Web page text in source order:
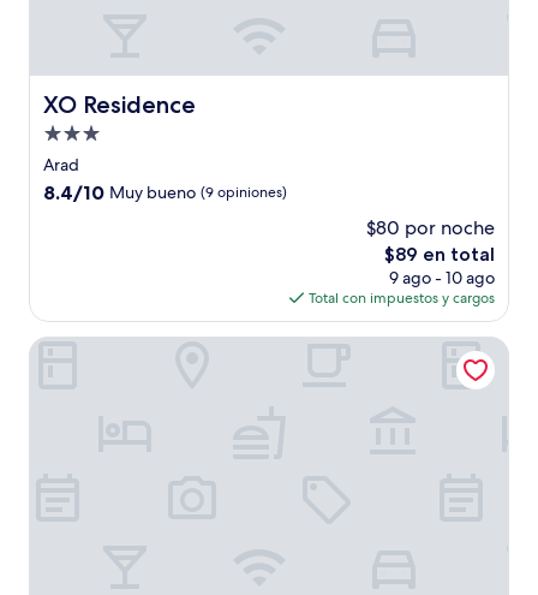
XO Residence
XO Residence
Propiedad
de
3.0
Arad
8.4
opiniones)
8.4/10 Muy bueno (9 opiniones)
$80 por noche
El
precio
actual
es
de
$89 en total
9 ago - 10 ago
Total con impuestos y cargos
Best Western Central Hotel